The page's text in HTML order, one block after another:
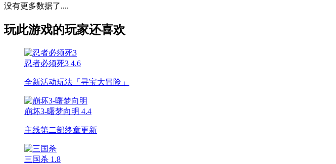
没有更多数据了....
玩此游戏的玩家还喜欢
忍者必须死3 4.6
全新活动玩法「寻宝大冒险」
崩坏3-曙梦向明 4.4
主线第二部终章更新
三国杀 1.8